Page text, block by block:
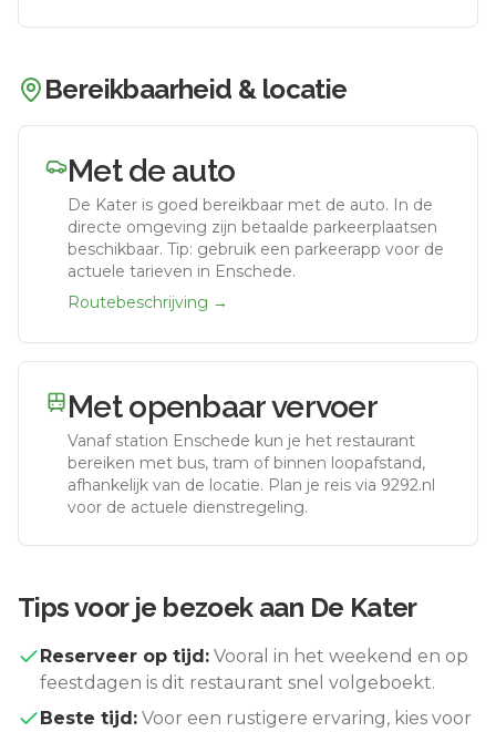
Bereikbaarheid & locatie
Met de auto
De Kater is goed bereikbaar met de auto. In de
directe omgeving zijn betaalde parkeerplaatsen
beschikbaar. Tip: gebruik een parkeerapp voor de
actuele tarieven in Enschede.
Routebeschrijving →
Met openbaar vervoer
Vanaf station Enschede kun je het restaurant
bereiken met bus, tram of binnen loopafstand,
afhankelijk van de locatie. Plan je reis via 9292.nl
voor de actuele dienstregeling.
Tips voor je bezoek aan De Kater
Reserveer op tijd: Vooral in het weekend en op
feestdagen is dit restaurant snel volgeboekt.
Beste tijd: Voor een rustigere ervaring, kies voor